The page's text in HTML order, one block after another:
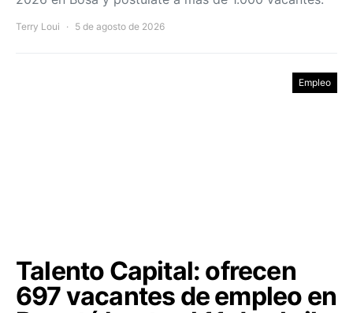
Terry Loui 5 de agosto de 2026
Empleo
Talento Capital: ofrecen
697 vacantes de empleo en